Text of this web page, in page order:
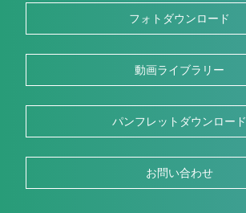
フォトダウンロード
動画ライブラリー
パンフレットダウンロード
お問い合わせ